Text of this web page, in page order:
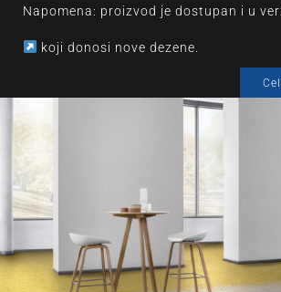
Napomena: proizvod je dostupan i u
koji donosi nove dezene.